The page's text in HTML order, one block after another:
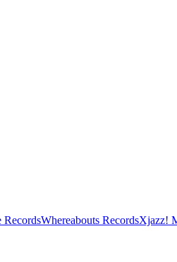
RecordsWhereabouts RecordsXjazz!